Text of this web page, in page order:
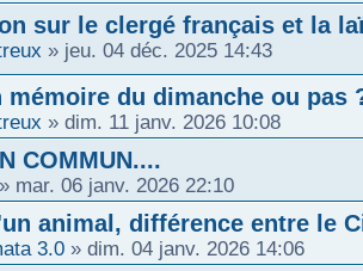
sur le clergé français et la
» jeu. 04 déc. 2025 14:43
mémoire du dimanche ou pas
» dim. 11 janv. 2026 10:08
COMMUN....
» mar. 06 janv. 2026 22:10
animal, différence entre le
3.0 » dim. 04 janv. 2026 14:06